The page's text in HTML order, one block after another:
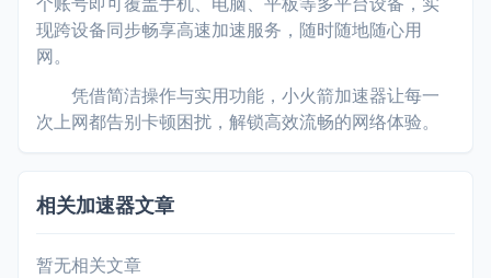
现跨设备同步畅享高速加速服务，随时随地随心用
网。
凭借简洁操作与实用功能，小火箭加速器让每一
次上网都告别卡顿困扰，解锁高效流畅的网络体验。
相关加速器文章
暂无相关文章